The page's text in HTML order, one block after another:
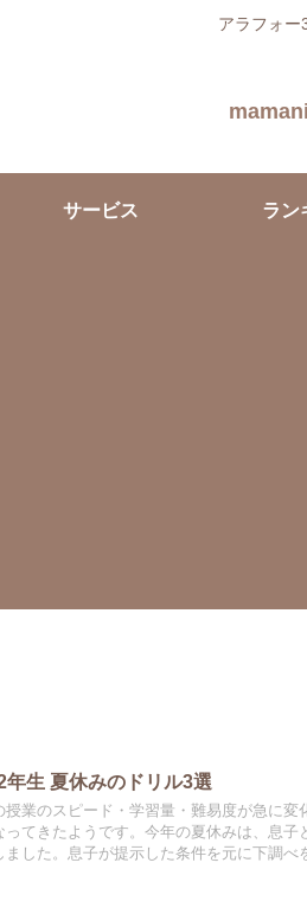
アラフォー
サービス ラン
年生 夏休みのドリル3選
授業のスピード・学習量・難易度が急に
ってきたようです。今年の夏休みは、息
ました。息子が提示した条件を元に下調べ